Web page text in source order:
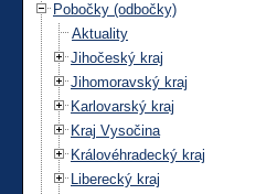
Pobočky (odbočky)
Aktuality
Jihočeský kraj
Jihomoravský kraj
Karlovarský kraj
Kraj Vysočina
Královéhradecký kraj
Liberecký kraj